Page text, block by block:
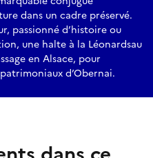
dans un cadre préservé.
passionné d’histoire ou
une halte à la Léonardsau
en Alsace, pour
d’Obernai.